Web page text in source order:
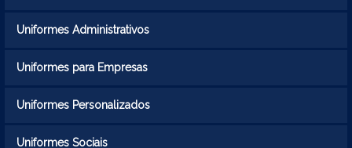
Uniformes Administrativos
Uniformes para Empresas
Uniformes Personalizados
Uniformes Sociais